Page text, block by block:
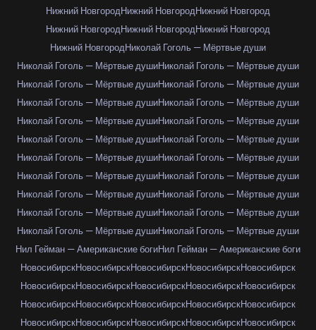
Нижний НовгородНижний НовгородНижний Новгород
Нижний НовгородНижний НовгородНижний Новгород
Нижний НовгородНиколай Гоголь — Мёртвые души
Николай Гоголь — Мёртвые душиНиколай Гоголь — Мёртвые души
Николай Гоголь — Мёртвые душиНиколай Гоголь — Мёртвые души
Николай Гоголь — Мёртвые душиНиколай Гоголь — Мёртвые души
Николай Гоголь — Мёртвые душиНиколай Гоголь — Мёртвые души
Николай Гоголь — Мёртвые душиНиколай Гоголь — Мёртвые души
Николай Гоголь — Мёртвые душиНиколай Гоголь — Мёртвые души
Николай Гоголь — Мёртвые душиНиколай Гоголь — Мёртвые души
Николай Гоголь — Мёртвые душиНиколай Гоголь — Мёртвые души
Николай Гоголь — Мёртвые душиНиколай Гоголь — Мёртвые души
Николай Гоголь — Мёртвые душиНиколай Гоголь — Мёртвые души
Нил Гейман — Американские богиНил Гейман — Американские боги
НовосибирскНовосибирскНовосибирскНовосибирскНовосибирск
НовосибирскНовосибирскНовосибирскНовосибирскНовосибирск
НовосибирскНовосибирскНовосибирскНовосибирскНовосибирск
НовосибирскНовосибирскНовосибирскНовосибирскНовосибирск